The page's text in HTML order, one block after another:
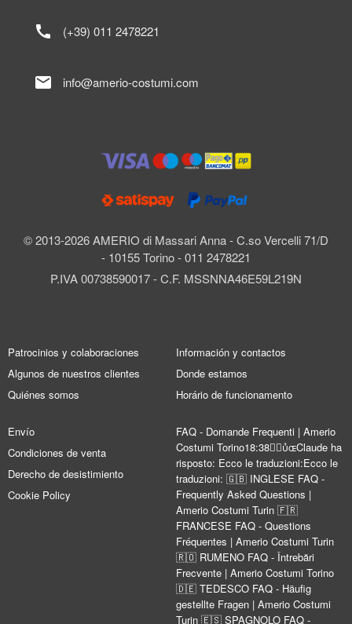
© 2013-2026 AMERIO di Massari Anna - C.so Vercelli 71/D
- 10155 Torino - 011 2478221
P.IVA 00738590017 - C.F. MSSNNA46E59L219N
call (+39) 011 2478221
mail info@amerio-costumi.com
Patrocinios y colaboraciones
Algunos de nuestros clientes
Quiénes somos
Información y contactos
Donde estamos
Horário de funcionamento
Envío
Condiciones de venta
Derecho de desistimiento
Cookie Policy
FAQ - Domande Frequenti | Amerio
Costumi Torino18:38Claude ha
risposto: Ecco le traduzioni:Ecco le
traduzioni: 🇬🇧 INGLESE FAQ -
Frequently Asked Questions |
Amerio Costumi Turin 🇫🇷
FRANCESE FAQ - Questions
Fréquentes | Amerio Costumi Turin
🇷🇴 RUMENO FAQ - Întrebări
Frecvente | Amerio Costumi Torino
🇩🇪 TEDESCO FAQ - Häufig
gestellte Fragen | Amerio Costumi
Turin 🇪🇸 SPAGNOLO FAQ -